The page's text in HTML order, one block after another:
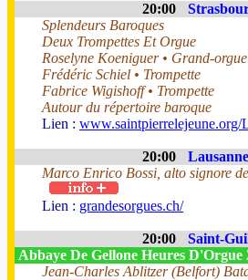
20:00
Splendeurs Baroques
Deux Trompettes Et Orgue
Roselyne Koeniguer • Grand-orgue
Frédéric Schiel • Trompette
Fabrice Wigishoff • Trompette
Autour du répertoire baroque
Lien : www.saintpierrelejeune.org/
20:00
Marco Enrico Bossi, alto signore
Lien : grandesorgues.ch/
20:00
Saint-
Abbaye De Gellone Heures D'Orgue
Jean-Charles Ablitzer (Belfort)